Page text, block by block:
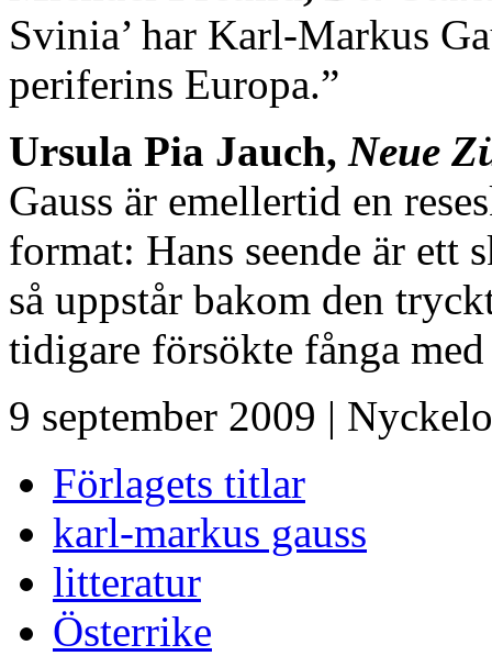
Svinia’ har Karl-Markus
periferins Europa.”
Ursula Pia Jauch, Neue
Gauss är emellertid en
format: Hans seende är ett
så uppstår bakom den
tidigare försökte fånga med
9 september 2009 |
Förlagets titlar
karl-markus gauss
litteratur
Österrike